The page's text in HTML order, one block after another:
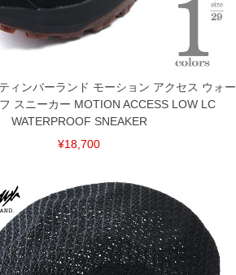
ィンバーランド モーション アクセス ウォー
スニーカー MOTION ACCESS LOW LC
WATERPROOF SNEAKER
¥18,700